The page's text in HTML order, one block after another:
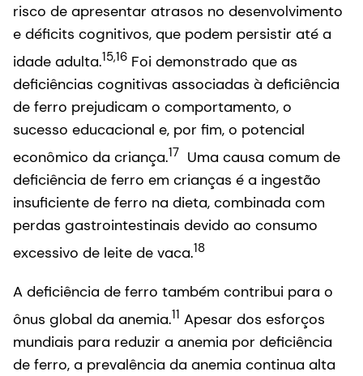
risco de apresentar atrasos no desenvolvimento
e déficits cognitivos, que podem persistir até a
idade adulta.15,16 Foi demonstrado que as
deficiências cognitivas associadas à deficiência
de ferro prejudicam o comportamento, o
sucesso educacional e, por fim, o potencial
econômico da criança.17 Uma causa comum de
deficiência de ferro em crianças é a ingestão
insuficiente de ferro na dieta, combinada com
perdas gastrointestinais devido ao consumo
excessivo de leite de vaca.18
A deficiência de ferro também contribui para o
ônus global da anemia.11 Apesar dos esforços
mundiais para reduzir a anemia por deficiência
de ferro, a prevalência da anemia continua alta